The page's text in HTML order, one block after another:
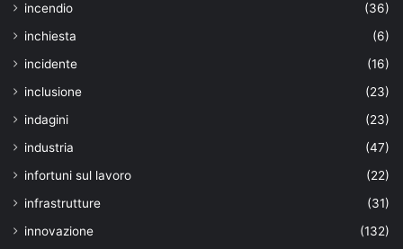
incendio
(36)
inchiesta
(6)
incidente
(16)
inclusione
(23)
indagini
(23)
industria
(47)
infortuni sul lavoro
(22)
infrastrutture
(31)
innovazione
(132)